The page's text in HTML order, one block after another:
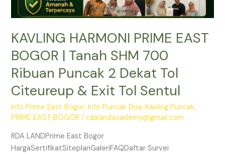
KAVLING HARMONI PRIME EAST
BOGOR | Tanah SHM 700
Ribuan Puncak 2 Dekat Tol
Citeureup & Exit Tol Sentul
Info Prime East Bogor,Info Puncak Dua,Kavling Puncak,
PRIME EAST BOGOR /rdalandacademy@gmail.com
RDA LANDPrime East Bogor
HargaSertifikatSiteplanGaleriFAQDaftar Survei
Dekat
Citeureup
Exit
Tol